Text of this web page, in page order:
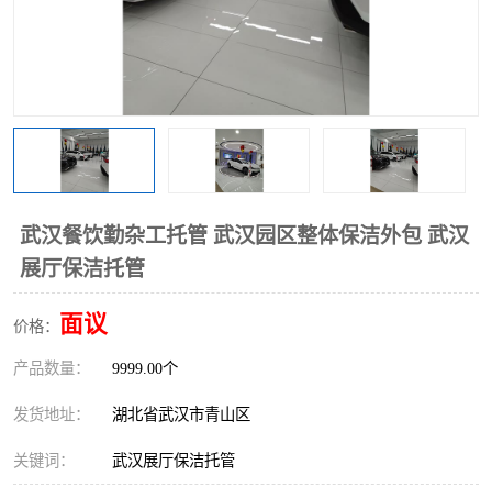
武汉餐饮勤杂工托管 武汉园区整体保洁外包 武汉
展厅保洁托管
价格： 面议
产品数量： 9999.00个
发货地址： 湖北省武汉市青山区
关键词： 武汉展厅保洁托管